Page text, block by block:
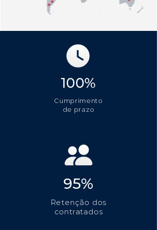
100%
Cumprimento
de prazo
95%
Retenção dos
contratados